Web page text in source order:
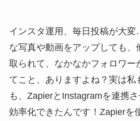
インスタ運用、毎日投稿が大
な写真や動画をアップしても、
取られて、なかなかフォロワ
てこと、ありますよね？実は私
も、ZapierとInstagramを連携
効率化できたんです！Zapierを